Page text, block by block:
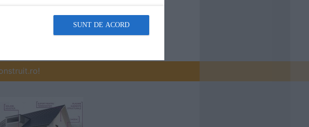
SUNT DE ACORD